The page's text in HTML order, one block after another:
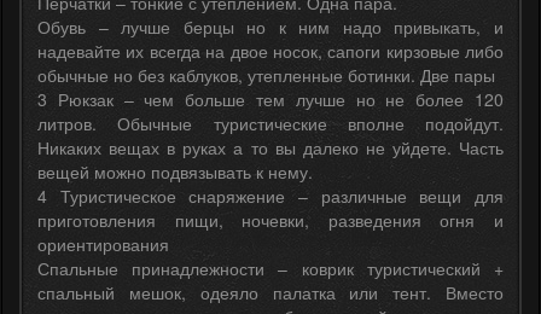
Обувь – лучше берцы но к ним надо привыкать, и
надевайте их всегда на двое носок, сапоги кирзовые либо
обычные но без каблуков, утепленные ботинки. Две пары
3 Рюкзак – чем больше тем лучше но не более 120
литров. Обычные туристические вполне подойдут.
Никаких вещах в руках а то вы далеко не уйдете. Часть
вещей можно подвязывать к нему.
4 Туристическое снаряжение – различные вещи для
приготовления пищи, ночевки, разведения огня и
ориентирования
Спальные принадлежности – коврик туристический +
спальный мешок, одеяло палатка или тент. Вместо